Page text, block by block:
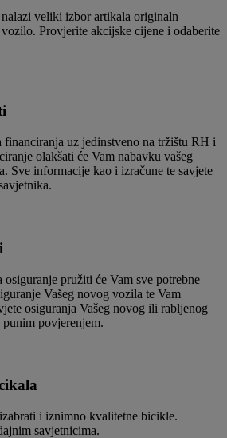
veliki izbor artikala originaln
vozilo. Provjerite akcijske cijene i odaberite
uz jedinstveno na tržištu RH i
olakšati će Vam nabavku vašeg
Sve informacije kao i izračune te savjete
osiguranje pružiti će Vam sve potrebne
Vašeg novog vozila te Vam
osiguranja Vašeg novog ili rabljenog
povjerenjem.
i iznimno kvalitetne bicikle.
savjetnicima.